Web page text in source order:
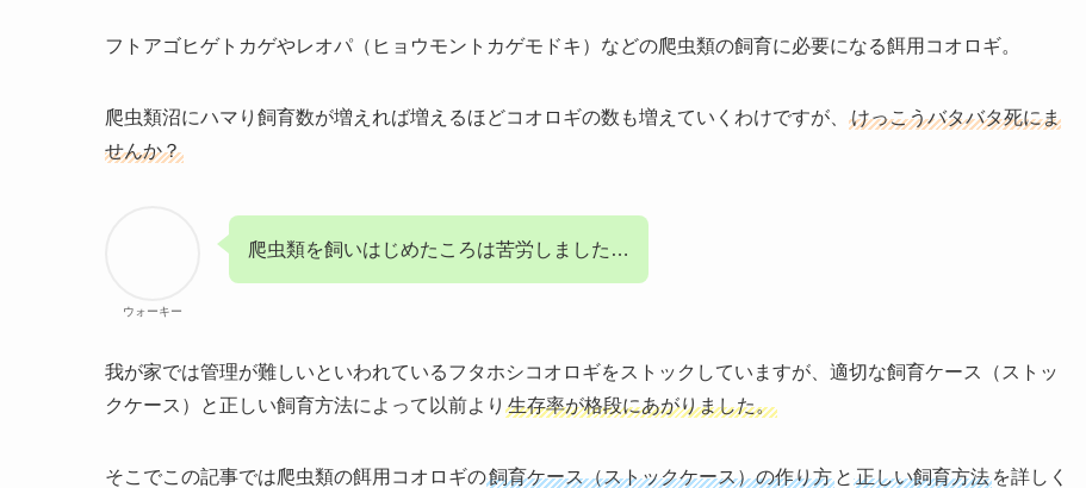
フトアゴヒゲトカゲやレオパ（ヒョウモントカゲモドキ）などの爬虫類の飼育に必要になる餌用コオロギ。
爬虫類沼にハマり飼育数が増えれば増えるほどコオロギの数も増えていくわけですが、
けっこうバタバタ死にま
せんか？
ウォーキー
爬虫類を飼いはじめたころは苦労しました…
我が家では管理が難しいといわれているフタホシコオロギをストックしていますが、適切な飼育ケース（ストッ
クケース）と正しい飼育方法によって以前より 生存率が格段にあがりました。
そこでこの記事では爬虫類の餌用コオロギの飼育ケース（ストックケース）の作り方 と 正しい飼育方法 を詳しく